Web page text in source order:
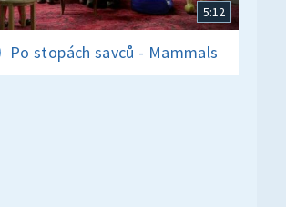
5:12
Po stopách savců - Mammals